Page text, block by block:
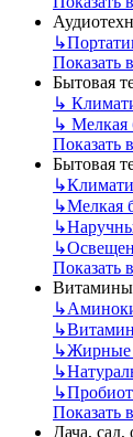
↳
Показать
Бытовая
↳
↳ Мелкая
Показать
Бытовая
↳
↳Мелкая
↳
↳
Показать
↳
↳
↳Жирные
↳
↳
Показать
Дача, сад,